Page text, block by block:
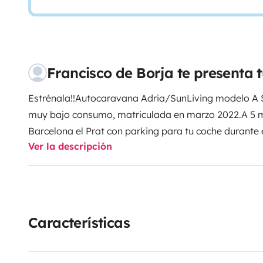
Francisco de Borja te
Estrénala!!Autocaravana Adria/SunLiving modelo A
muy bajo consumo, matriculada en marzo 2022.A 5
Barcelona el Prat con parking para tu coche durante
con niños/grupo de amigos/parejas. Dispone de
trasera con puerta, para una total privacidad, y una
tener siempre las mejores vistas desde el interior.
Ver la descripción
Características